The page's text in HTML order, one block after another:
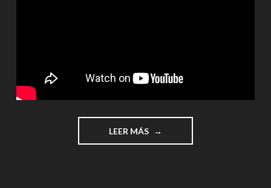
LEER MÁS "ESCUELA
DE